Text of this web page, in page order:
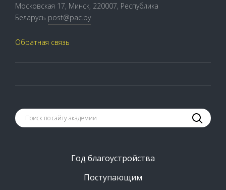
Московская 17, Минск, 220007, Республика
Беларусь post@pac.by
Обратная связь
Год благоустройства
Поступающим